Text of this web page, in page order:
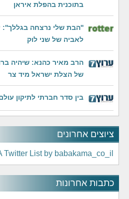
בתוכנית בהפלת איראן
''הבת שלי נרצחה בגללך'':
לאביה של שני לוק
הרב מאיר כהנא: שיהיה
של הצלת ישראל מיד צר
בין סדר חברתי לתיקון
ציוצים אחרונים
Twitter List by babakama_co_il
כתבות אחרונות